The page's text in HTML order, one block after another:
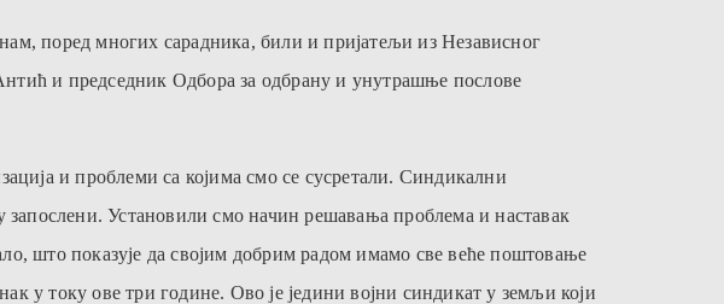
поред многих сарадника, били и пријатељи из Независног
и председник Одбора за одбрану и унутрашње послове
и проблеми са којима смо се сусретали. Синдикални
запослени. Установили смо начин решавања проблема и наставак
што показује да својим добрим радом имамо све веће поштовање
у току ове три године. Ово је једини војни синдикат у земљи који